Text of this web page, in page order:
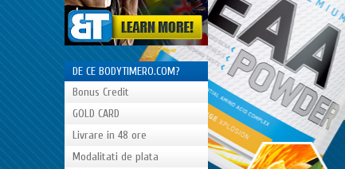
DE CE BODYTIMERO.COM?
Bonus Credit
GOLD CARD
Livrare in 48 ore
Modalitati de plata